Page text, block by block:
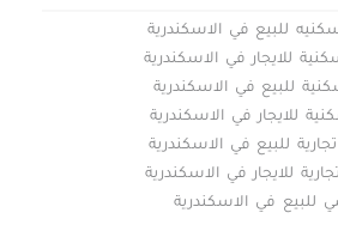
للبيع في الاسكندرية
للايجار في الاسكندرية
للبيع في الاسكندرية
للايجار في الاسكندرية
للبيع في الاسكندرية
للايجار في الاسكندرية
للبيع في الاسكندرية